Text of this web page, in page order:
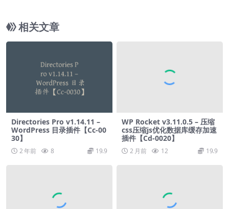
相关文章
Directories Pro v1.14.11 –
WordPress 目录插件【Cc-00
30】
2 年前 8 19.9
WP Rocket v3.11.0.5 – 压缩
css压缩js优化数据库缓存加速
插件【Cd-0020】
2 月前 12 19.9